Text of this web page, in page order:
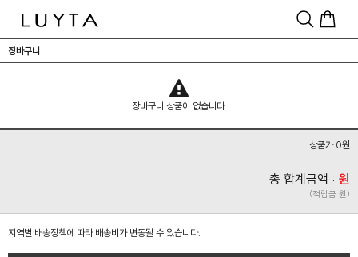
장바구니
장바구니 상품이 없습니다.
상품가 0원
총 합계금액 : 원
(적립금 원)
지역별 배송정책에 따라 배송비가 변동될 수 있습니다.